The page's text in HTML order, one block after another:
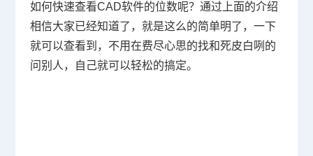
如何快速查看CAD软件的位数呢？通过上面的介绍
相信大家已经知道了，就是这么的简单明了，一下
就可以查看到，不用在费尽心思的找和死皮白咧的
问别人，自己就可以轻松的搞定。